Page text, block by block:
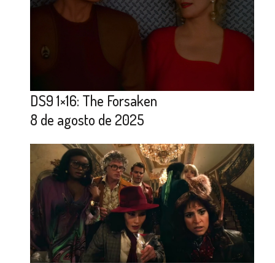
DS9 1×16: The Forsaken
8 de agosto de 2025